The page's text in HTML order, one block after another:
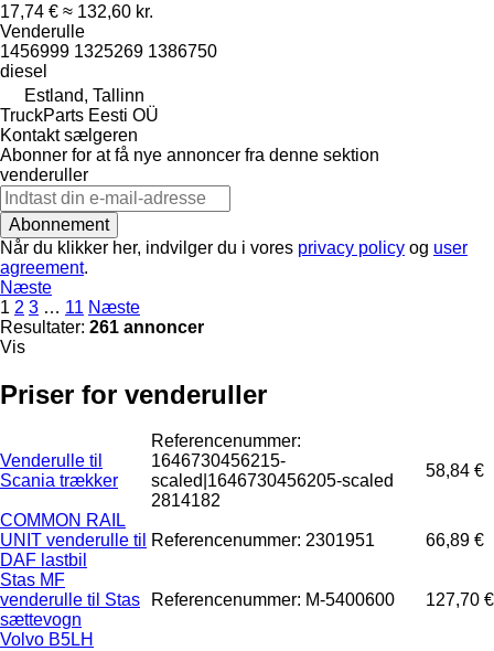
17,74 € ≈ 132,60 kr.
Venderulle
1456999 1325269 1386750
diesel
Estland, Tallinn
TruckParts Eesti OÜ
Kontakt sælgeren
Abonner for at få nye annoncer fra denne sektion
venderuller
Abonnement
Når du klikker her, indvilger du i vores privacy policy og user
agreement.
Næste
1 2 3 … 11 Næste
Resultater: 261 annoncer
Vis
Priser for venderuller
Venderulle til
Scania trækker
Referencenummer:
1646730456215-
scaled|1646730456205-scaled
2814182
58,84 €
COMMON RAIL
UNIT venderulle til
DAF lastbil
Referencenummer: 2301951 66,89 €
Stas MF
venderulle til Stas
sættevogn
Referencenummer: M-5400600 127,70 €
Volvo B5LH